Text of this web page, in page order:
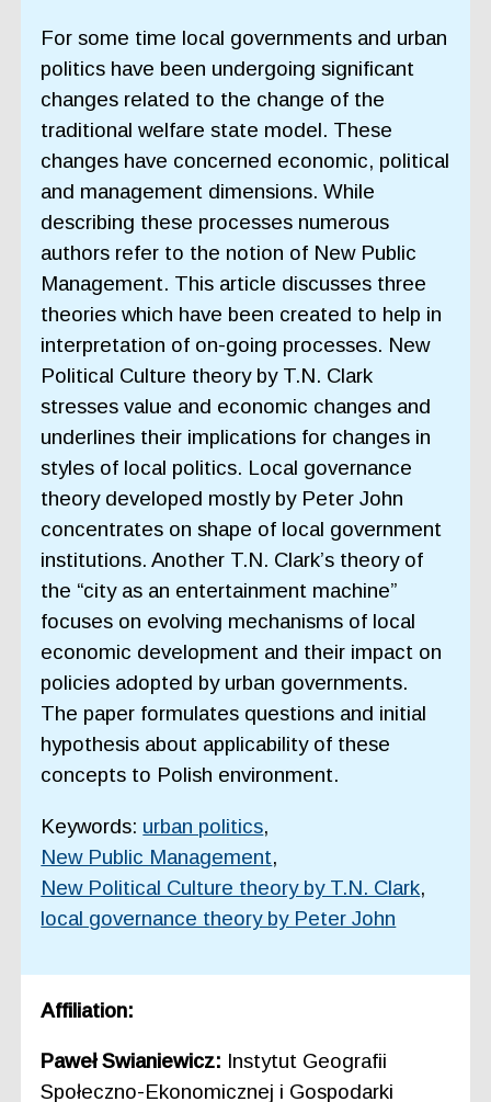
For some time local governments and urban
politics have been undergoing significant
changes related to the change of the
traditional welfare state model. These
changes have concerned economic, political
and management dimensions. While
describing these processes numerous
authors refer to the notion of New Public
Management. This article discusses three
theories which have been created to help in
interpretation of on-going processes. New
Political Culture theory by T.N. Clark
stresses value and economic changes and
underlines their implications for changes in
styles of local politics. Local governance
theory developed mostly by Peter John
concentrates on shape of local government
institutions. Another T.N. Clark’s theory of
the “city as an entertainment machine”
focuses on evolving mechanisms of local
economic development and their impact on
policies adopted by urban governments.
The paper formulates questions and initial
hypothesis about applicability of these
concepts to Polish environment.
Keywords: urban politics,
New Public Management,
New Political Culture theory by T.N. Clark,
local governance theory by Peter John
Affiliation:
Paweł Swianiewicz: Instytut Geografii
Społeczno-Ekonomicznej i Gospodarki